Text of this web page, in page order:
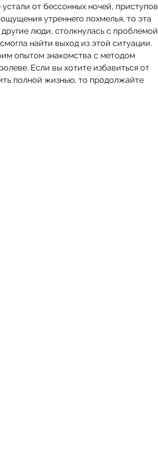
от бессонных ночей, приступов
утреннего похмелья, то эта
другие люди, столкнулась с проблемой
найти выход из этой ситуации.
опытом знакомства с методом
Если вы хотите избавиться от
полной жизнью, то продолжайте